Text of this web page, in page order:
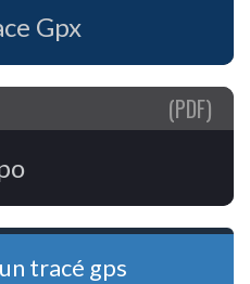
Gpx
(PDF)
tracé gps